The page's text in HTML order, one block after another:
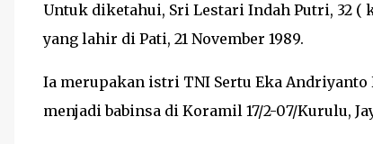
Untuk diketahui, Sri Lestari Indah Putri, 32 (
yang lahir di Pati, 21 November 1989.
Ia merupakan istri TNI Sertu Eka
menjadi babinsa di Koramil 17/2-07/Kurulu,